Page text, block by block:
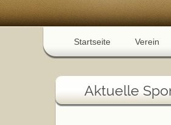
Startseite Verein
Aktuelle